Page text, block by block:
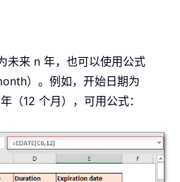
未来 n 年，也可以使用公式
）。例如，开始日期为
（12 个月），可用公式：